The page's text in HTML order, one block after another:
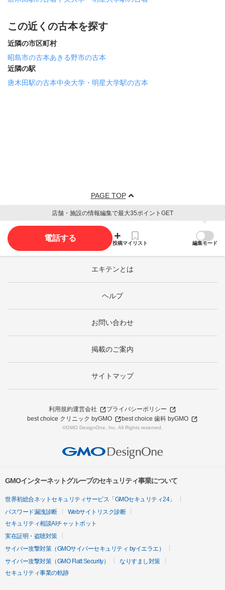
この近くの古本を探す
近隣の市区町村
昭島市の古本あきる野市の古本
近隣の駅
唐木田駅の古本中央大学・明星大学駅の古本
PAGE TOP
店舗・施設の情報編集で最大35ポイントGET
電話する
投稿マイリスト 編集モード
エキテンとは
ヘルプ
お問い合わせ
掲載のご案内
サイトマップ
利用規約運営会社
プライバシーポリシー
best choice クリニック byGMO
best choice 歯科 byGMO
©GMO DesignOne, Inc. All Rights reserved.
GMOインターネットグループのセキュリティ事業について
世界初総合ネットセキュリティサービス「GMOセキュリティ24」
パスワード漏洩診断
Webサイトリスク診断
セキュリティ相談AIチャットボット
実在証明・盗聴対策
サイバー攻撃対策（GMOサイバーセキュリティ byイエラエ）
サイバー攻撃対策（GMO Flatt Security）
なりすまし対策
セキュリティ事業の軌跡